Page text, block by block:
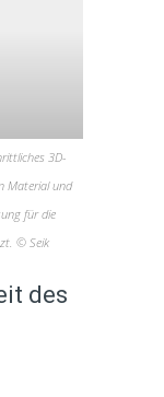
3D-
Material und
für die
© Seik
des